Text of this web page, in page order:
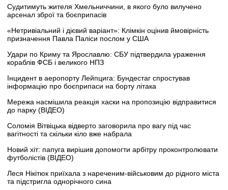
Судитимуть жителя Хмельниччини, в якого було вилучено
арсенал зброї та боєприпасів
«Нетривіальний і дієвий варіант»: Клімкін оцінив ймовірність
призначення Павла Паліси послом у США
Удари по Криму та Ярославлю: СБУ підтвердила ураження
кораблів ФСБ і великого НПЗ
Інцидент в аеропорту Лейпцига: Бундестаг спростував
інформацію про боєприпаси на борту літака
Мережа насмішила реакція хаски на пропозицію відправитися
до парку (ВІДЕО)
Соломія Вітвіцька відверто заговорила про вагу під час
вагітності та скільки кіло вже набрала
Новий хіт: папуга вирішив допомогти арбітру проконтролювати
футболістів (ВІДЕО)
Леся Нікітюк приїхала з нареченим-військовим до рідного міста
та підстригла однорічного сина